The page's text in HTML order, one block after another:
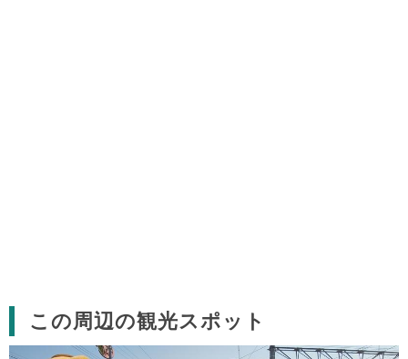
この周辺の観光スポット